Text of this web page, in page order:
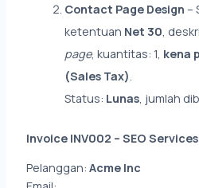
Contact Page Design –
ketentuan Net 30,
page, kuantitas: 1, kena
(Sales Tax).
Status: Lunas, jumlah
Invoice INV002 – SEO
Pelanggan:Acme Inc